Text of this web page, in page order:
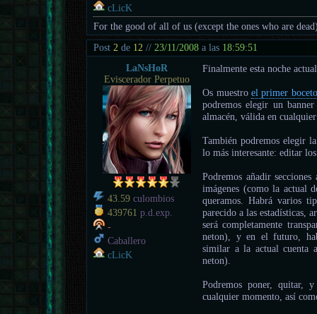
cLicK
For the good of all of us (except the ones who are
Post2 de 12 //23/11/2008 a las 18:59:51
LaNsHoR
Eviscerador Perpetuo
43.59 culombios
439761 p.d.exp.
-
Caballero
cLicK
Finalmente esta noche
Os muestro el primer boceto
podremos elegir un
almacén, válida en
También podremos elegir
lo más interesante: editar
Podremos añadir
imágenes (como la actual
queramos. Habrá varios
parecido a las estadísticas,
será completamente
neton), y en el futuro,
similar a la actual cuenta
neton).
Podremos poner, quitar,
cualquier momento, así